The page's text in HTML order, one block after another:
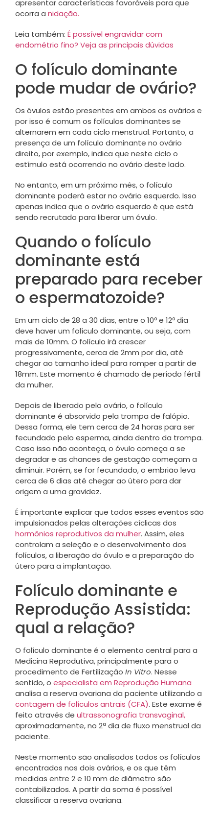
apresentar características favoráveis para que
ocorra a nidação.
Leia também: É possível engravidar com
endométrio fino? Veja as principais dúvidas
O folículo dominante
pode mudar de ovário?
Os óvulos estão presentes em ambos os ovários e
por isso é comum os folículos dominantes se
alternarem em cada ciclo menstrual. Portanto, a
presença de um folículo dominante no ovário
direito, por exemplo, indica que neste ciclo o
estímulo está ocorrendo no ovário deste lado.
No entanto, em um próximo mês, o folículo
dominante poderá estar no ovário esquerdo. Isso
apenas indica que o ovário esquerdo é que está
sendo recrutado para liberar um óvulo.
Quando o folículo
dominante está
preparado para receber
o espermatozoide?
Em um ciclo de 28 a 30 dias, entre o 10º e 12º dia
deve haver um folículo dominante, ou seja, com
mais de 10mm. O folículo irá crescer
progressivamente, cerca de 2mm por dia, até
chegar ao tamanho ideal para romper a partir de
18mm. Este momento é chamado de período fértil
da mulher.
Depois de liberado pelo ovário, o folículo
dominante é absorvido pela trompa de falópio.
Dessa forma, ele tem cerca de 24 horas para ser
fecundado pelo esperma, ainda dentro da trompa.
Caso isso não aconteça, o óvulo começa a se
degradar e as chances de gestação começam a
diminuir. Porém, se for fecundado, o embrião leva
cerca de 6 dias até chegar ao útero para dar
origem a uma gravidez.
É importante explicar que todos esses eventos são
impulsionados pelas alterações cíclicas dos
hormônios reprodutivos da mulher. Assim, eles
controlam a seleção e o desenvolvimento dos
folículos, a liberação do óvulo e a preparação do
útero para a implantação.
Folículo dominante e
Reprodução Assistida:
qual a relação?
O folículo dominante é o elemento central para a
Medicina Reprodutiva, principalmente para o
procedimento de Fertilização In Vitro. Nesse
sentido, o especialista em Reprodução Humana
analisa a reserva ovariana da paciente utilizando a
contagem de folículos antrais (CFA). Este exame é
feito através de ultrassonografia transvaginal,
aproximadamente, no 2ª dia de fluxo menstrual da
paciente.
Neste momento são analisados todos os folículos
encontrados nos dois ovários, e os que têm
medidas entre 2 e 10 mm de diâmetro são
contabilizados. A partir da soma é possível
classificar a reserva ovariana.